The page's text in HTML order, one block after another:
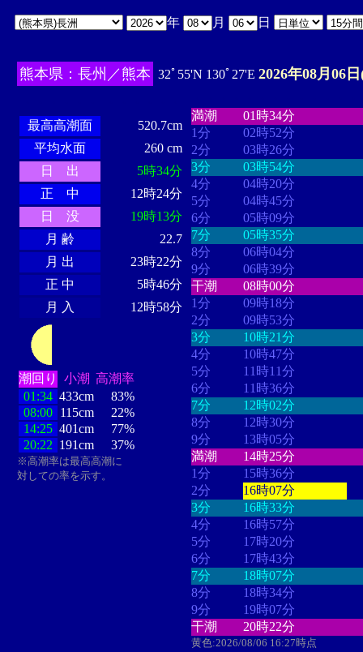
年 月 日
熊本県：長州／熊本 32ﾟ55'N 130ﾟ27'E 2026年08月06
最高高潮面
520.7cm
平均水面
260 cm
日 出
5時34分
正 中
12時24分
日 没
19時13分
月 齢
22.7
月 出
23時22分
正 中
5時46分
月 入
12時58分
潮回り 小潮 高潮率
01:34 433cm
83%
08:00 115cm
22%
14:25 401cm
77%
20:22 191cm 37%
※高潮率は最高高潮に
対しての率を示す。
満潮
01時34分
1分
02時52分
2分
03時26分
3分
03時54分
4分
04時20分
5分
04時45分
6分
05時09分
7分
05時35分
8分
06時04分
9分
06時39分
干潮
08時00分
1分
09時18分
2分
09時53分
3分
10時21分
4分
10時47分
5分
11時11分
6分
11時36分
7分
12時02分
8分
12時30分
9分
13時05分
満潮
14時25分
1分
15時36分
2分
16時07分
3分
16時33分
4分
16時57分
5分
17時20分
6分
17時43分
7分
18時07分
8分
18時34分
9分
19時07分
干潮
20時22分
黄色:2026/08/06 16:27時点